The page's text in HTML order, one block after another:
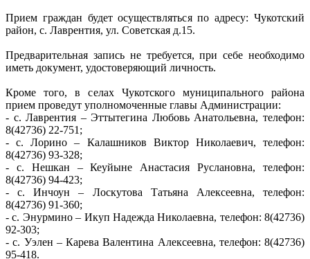
Прием граждан будет осуществляться по адресу: Чукотский
район, с. Лаврентия, ул. Советская д.15.
Предварительная запись не требуется, при себе необходимо
иметь документ, удостоверяющий личность.
Кроме того, в селах Чукотского муниципального района
прием проведут уполномоченные главы Администрации:
- с. Лаврентия – Эттытегина Любовь Анатольевна, телефон:
8(42736) 22-751;
- с. Лорино – Калашников Виктор Николаевич, телефон:
8(42736) 93-328;
- с. Нешкан – Кеуйыне Анастасия Руслановна, телефон:
8(42736) 94-423;
- с. Инчоун – Лоскутова Татьяна Алексеевна, телефон:
8(42736) 91-360;
- с. Энурмино – Икуп Надежда Николаевна, телефон: 8(42736)
92-303;
- с. Уэлен – Карева Валентина Алексеевна, телефон: 8(42736)
95-418.